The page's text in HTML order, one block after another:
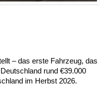
– das erste Fahrzeug, das
rund €39.000
im Herbst 2026.